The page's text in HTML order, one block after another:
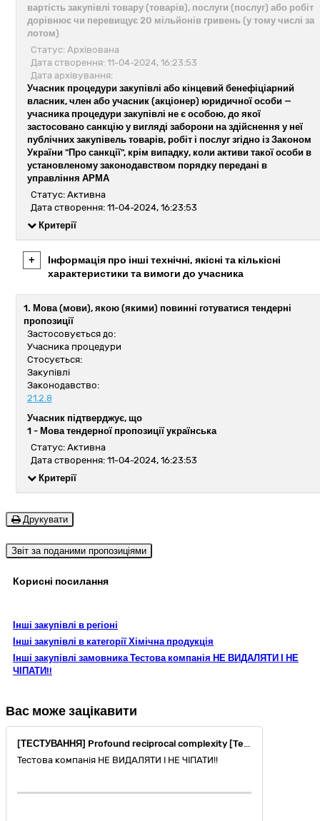
вартість закупівлі товару (товарів), послуги (послуг) або робіт
дорівнює чи перевищує 20 мільйонів гривень (у тому числі за
лотом)
Статус: Архівована
Дата створення: 11-04-2024, 16:23:53
Дата архівування:
Учасник процедури закупівлі або кінцевий бенефіціарний
власник, член або учасник (акціонер) юридичної особи —
учасника процедури закупівлі не є особою, до якої
застосовано санкцію у вигляді заборони на здійснення у неї
публічних закупівель товарів, робіт і послуг згідно із Законом
України "Про санкції", крім випадку, коли активи такої особи в
установленому законодавством порядку передані в
управління АРМА
Статус: Активна
Дата створення: 11-04-2024, 16:23:53
Критерії
+
Інформація про інші технічні, якісні та кількісні
характеристики та вимоги до учасника
1. Мова (мови), якою (якими) повинні готуватися тендерні
пропозиції
Застосовується до:
Учасника процедури
Стосується:
Закупівлі
Законодавство:
21.2.8
Учасник підтверджує, що
1 - Мова тендерної пропозиції українська
Статус: Активна
Дата створення: 11-04-2024, 16:23:53
Критерії
Друкувати
Звіт за поданими пропозиціями
Корисні посилання
Інші закупівлі в регіоні
Інші закупівлі в категорії Хімічна продукція
Інші закупівлі замовника Тестова компанія НЕ ВИДАЛЯТИ І НЕ
ЧІПАТИ!!
Вас може зацікавити
[ТЕСТУВАННЯ] Profound reciprocal complexity [Testing]
Тестова компанія НЕ ВИДАЛЯТИ І НЕ ЧІПАТИ!!